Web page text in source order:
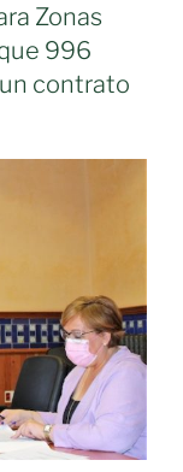
Zonas
996
contrato